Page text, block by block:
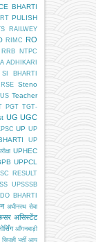
BHARTI
PULISH
RAILWEY
RIMC RO
RRB NTPC
ADHIKARI
SI BHARTI
Steno
Teacher
PGT TGT-
UG UGC
UP UP
UP
UPHEC
UPPCL
RESULT
UPSSSB
BHARTI
अधीनस्थ सेवा
असिस्टेंट
आँगनबाड़ी
भर्ती आयु